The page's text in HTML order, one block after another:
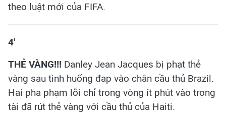
theo luật mới của FIFA.
4'
THẺ VÀNG!!! Danley Jean Jacques bị phạt thẻ
vàng sau tình huống đạp vào chân cầu thủ Brazil.
Hai pha phạm lỗi chỉ trong vòng ít phút vào trọng
tài đã rút thẻ vàng với cầu thủ của Haiti.